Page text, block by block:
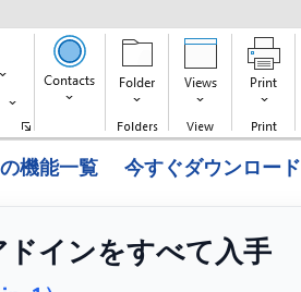
機能一覧 今すぐダウンロード
インをすべて入手